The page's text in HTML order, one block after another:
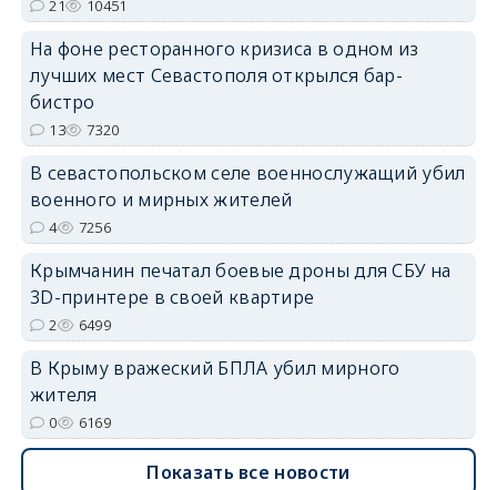
erid: 2SDnjdPjgYS
21 10451
На фоне ресторанного кризиса в одном из
лучших мест Севастополя открылся бар-
бистро
13 7320
В севастопольском селе военнослужащий убил
военного и мирных жителей
4 7256
Крымчанин печатал боевые дроны для СБУ на
3D-принтере в своей квартире
2 6499
В Крыму вражеский БПЛА убил мирного
жителя
0 6169
Показать все новости